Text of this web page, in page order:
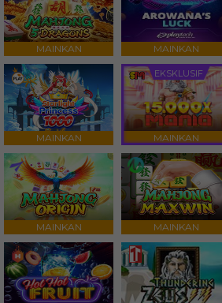
MAINKAN MAINKAN
MAINKAN
EKSKLUSIF
MAINKAN
MAINKAN MAINKAN